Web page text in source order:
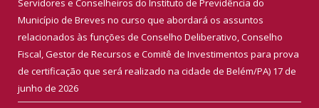
Servidores e Conselheiros do Instituto de Previdência do
Município de Breves no curso que abordará os assuntos
relacionados às funções de Conselho Deliberativo, Conselho
Fiscal, Gestor de Recursos e Comitê de Investimentos para prova
de certificação que será realizado na cidade de Belém/PA) 17 de
junho de 2026